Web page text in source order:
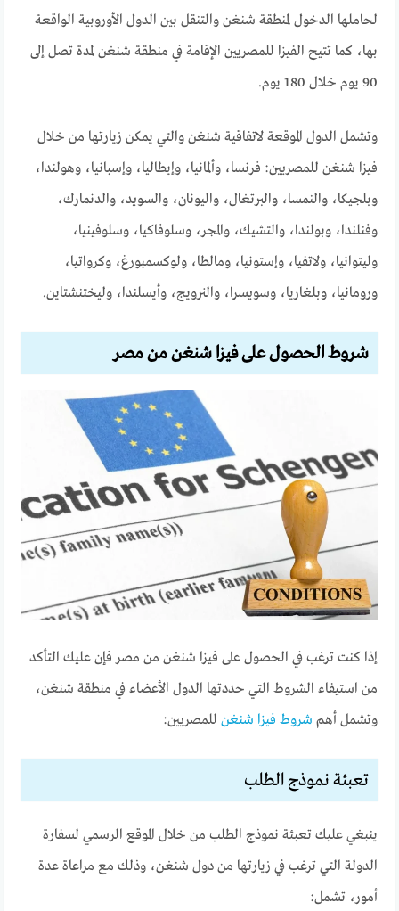
لحاملها الدخول لمنطقة شنغن والتنقل بين الدول الأوروبية الواقعة
بها، كما تتيح الفيزا للمصريين الإقامة في منطقة شنغن لمدة تصل إلى
90 يوم خلال 180 يوم.
وتشمل الدول الموقعة لاتفاقية شنغن والتي يمكن زيارتها من خلال
فيزا شنغن للمصريين: فرنسا، وألمانيا، وإيطاليا، وإسبانيا، وهولندا،
وبلجيكا، والنمسا، والبرتغال، واليونان، والسويد، والدنمارك،
وفنلندا، وبولندا، والتشيك، والمجر، وسلوفاكيا، وسلوفينيا،
وليتوانيا، ولاتفيا، وإستونيا، ومالطا، ولوكسمبورغ، وكرواتيا،
ورومانيا، وبلغاريا، وسويسرا، والنرويج، وأيسلندا، وليختنشتاين.
شروط الحصول على فيزا شنغن من مصر
إذا كنت ترغب في الحصول على فيزا شنغن من مصر فإن عليك التأكد
من استيفاء الشروط التي حددتها الدول الأعضاء في منطقة شنغن،
وتشمل أهم شروط فيزا شنغن للمصريين:
تعبئة نموذج الطلب
ينبغي عليك تعبئة نموذج الطلب من خلال الموقع الرسمي لسفارة
الدولة التي ترغب في زيارتها من دول شنغن، وذلك مع مراعاة عدة
أمور، تشمل: